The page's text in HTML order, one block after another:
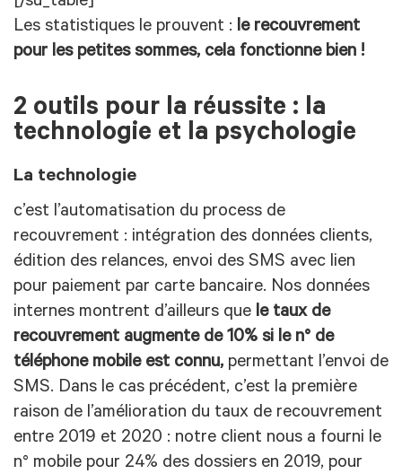
Les statistiques le prouvent : le recouvrement
pour les petites sommes, cela fonctionne bien !
2 outils pour la réussite : la
technologie et la psychologie
La technologie
c’est l’automatisation du process de
recouvrement : intégration des données clients,
édition des relances, envoi des SMS avec lien
pour paiement par carte bancaire. Nos données
internes montrent d’ailleurs que le taux de
recouvrement augmente de 10% si le n° de
téléphone mobile est connu, permettant l’envoi de
SMS. Dans le cas précédent, c’est la première
raison de l’amélioration du taux de recouvrement
entre 2019 et 2020 : notre client nous a fourni le
n° mobile pour 24% des dossiers en 2019, pour